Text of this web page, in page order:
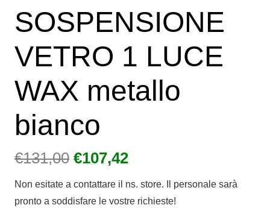
SOSPENSIONE
VETRO 1 LUCE
WAX metallo
bianco
€131,00 Il
originale
€107,42Il
attuale
Non esitate a contattare il ns. store. Il personale sarà
pronto a soddisfare le vostre richieste!